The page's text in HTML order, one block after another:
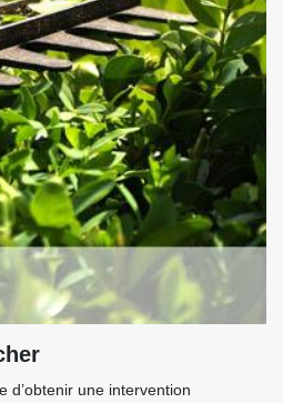
d’obtenir une intervention